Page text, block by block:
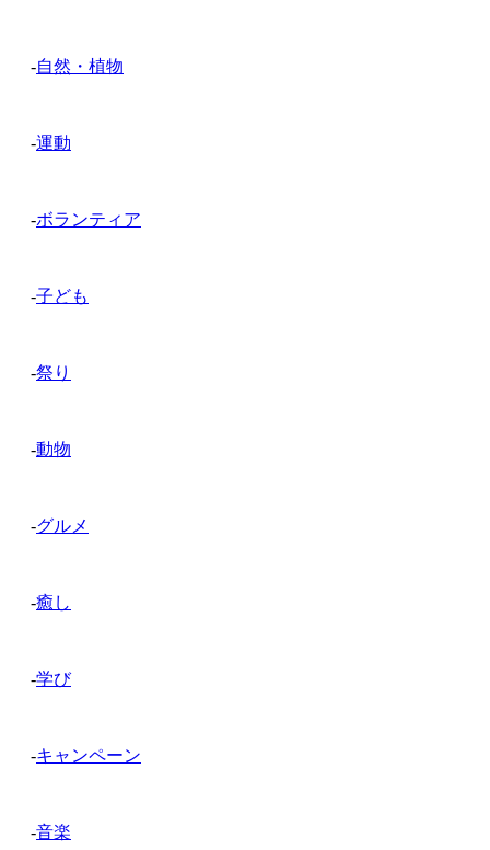
-自然・植物
-運動
-ボランティア
-子ども
-祭り
-動物
-グルメ
-癒し
-学び
-キャンペーン
-音楽